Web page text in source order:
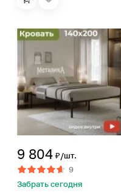
9 804 ₽/шт.
9
Забрать сегодня